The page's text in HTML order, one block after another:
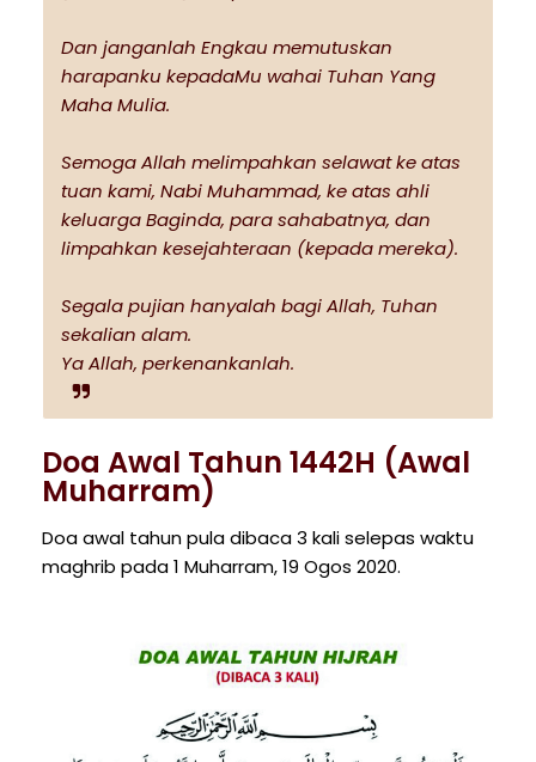
Dan janganlah Engkau memutuskan
harapanku kepadaMu wahai Tuhan Yang
Maha Mulia.
Semoga Allah melimpahkan selawat ke atas
tuan kami, Nabi Muhammad, ke atas ahli
keluarga Baginda, para sahabatnya, dan
limpahkan kesejahteraan (kepada mereka).
Segala pujian hanyalah bagi Allah, Tuhan
sekalian alam.
Ya Allah, perkenankanlah.
Doa Awal Tahun 1442H (Awal
Muharram)
Doa awal tahun pula dibaca 3 kali selepas waktu
maghrib pada 1 Muharram, 19 Ogos 2020.